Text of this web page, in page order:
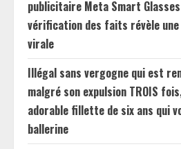
publicitaire Meta Smart
vérification des faits révèle
virale
Illégal sans vergogne qui est
malgré son expulsion TROIS
adorable fillette de six ans qui
ballerine